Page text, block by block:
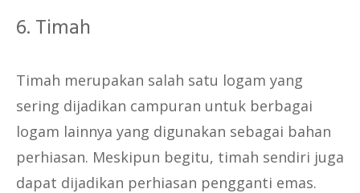
6. Timah
Timah merupakan salah satu logam yang
sering dijadikan campuran untuk berbagai
logam lainnya yang digunakan sebagai bahan
perhiasan. Meskipun begitu, timah sendiri juga
dapat dijadikan perhiasan pengganti emas.